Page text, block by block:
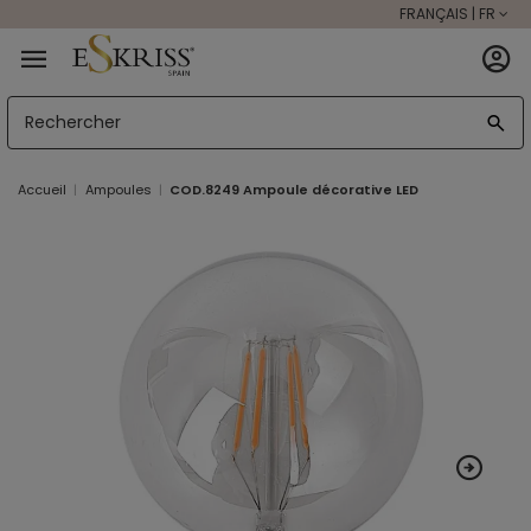
FRANÇAIS | FR
Accueil Ampoules COD.8249 Ampoule décorative LED